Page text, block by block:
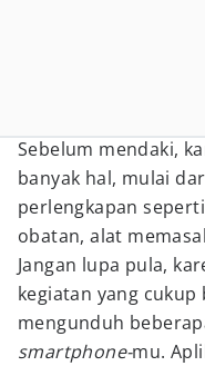
Sebelum mendaki,
banyak hal, mulai
perlengkapan
obatan, alat
Jangan lupa pula,
kegiatan yang
mengunduh
smartphone-mu.